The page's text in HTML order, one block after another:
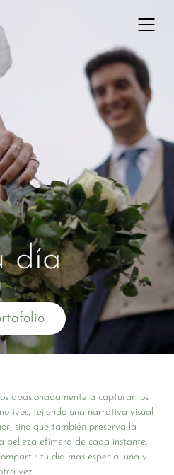
día
apasionadamente a capturar los
tejiendo una narrativa visual
sino que también preserva la
belleza efímera de cada instante,
tu día más especial una y
vez.